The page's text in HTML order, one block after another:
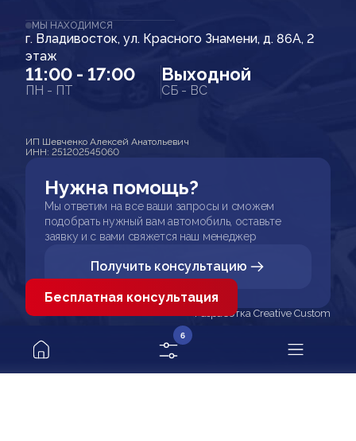
МЫ НАХОДИМСЯ
г. Владивосток, ул. Красного Знамени, д. 86А, 2
этаж
11:00 - 17:00
ПН - ПТ
Выходной
СБ - ВС
ИП Шевченко Алексей Анатольевич
ИНН: 251202545060
Нужна помощь?
Мы ответим на все ваши запросы и сможем
подобрать нужный вам автомобиль, оставьте
заявку и с вами свяжется наш менеджер
Получить консультацию
Разработка Creative Custom
6
Бесплатная консультация